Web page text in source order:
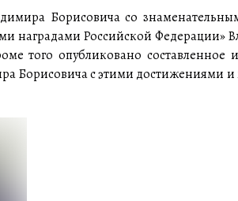
Борисовича со
наградами Российской Федерации»
того опубликовано составленное
Борисовича с этими достижениями